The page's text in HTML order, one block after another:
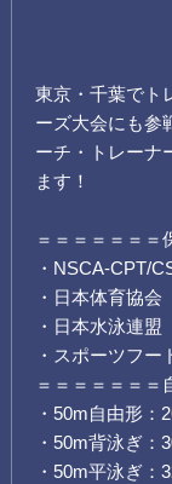
東京・千葉でト
ーズ大会にも参
ーチ・トレーナ
ます！
＝＝＝＝＝＝＝
・NSCA-CPT/
・日本体育協
・日本水泳連
・スポーツフー
＝＝＝＝＝＝＝
・50m自由形：
・50m背泳ぎ：
・50m平泳ぎ：